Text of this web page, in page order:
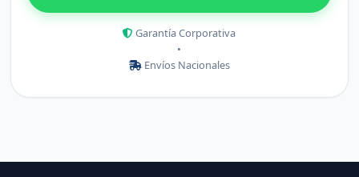
Garantía Corporativa
•
Envíos Nacionales